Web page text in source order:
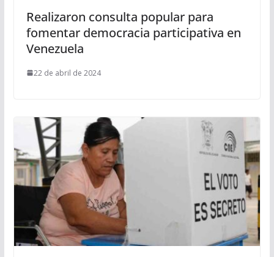
Realizaron consulta popular para
fomentar democracia participativa en
Venezuela
22 de abril de 2024